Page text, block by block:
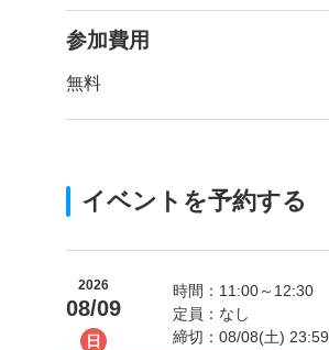
参加費用
無料
イベントを予約する
2026
08/09
日
時間：11:00～12:30
定員：なし
締切：08/08(土) 23:59